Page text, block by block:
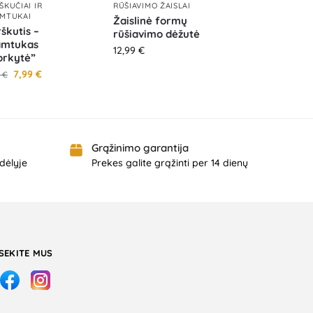
IR
–
€ 7,99€
RŪŠIAVIMO ŽAISLAI
Žaislinė formų
rūšiavimo dėžutė
12,99 €
Grąžinimo garantija
Prekes galite grąžinti per 14 dienų
MUS